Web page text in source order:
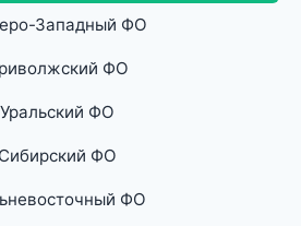
Западный ФО
ФО
Уральский ФО
Сибирский ФО
ФО